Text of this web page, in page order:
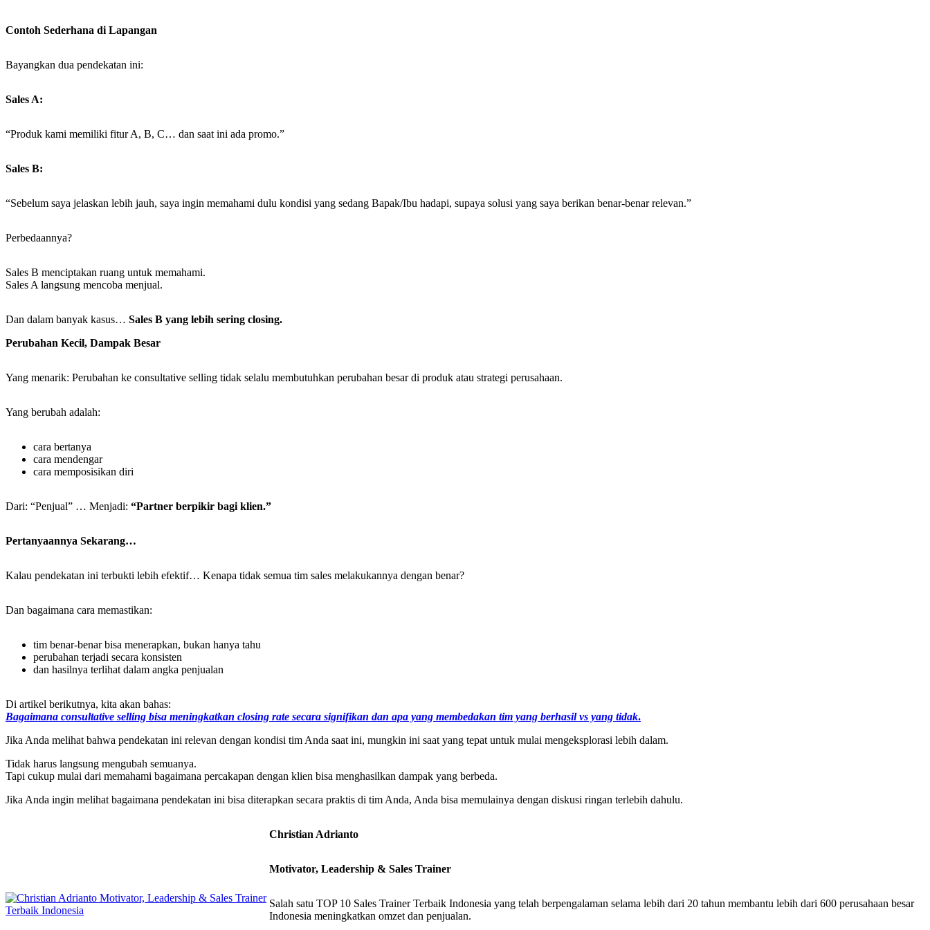
Contoh Sederhana di Lapangan
Bayangkan dua pendekatan ini:
Sales A:
“Produk kami memiliki fitur A, B, C… dan saat ini ada promo.”
Sales B:
“Sebelum saya jelaskan lebih jauh, saya ingin memahami dulu kondisi yang sedang Bapak/Ibu hadapi, supaya solusi yang saya berikan benar-benar relevan.”
Perbedaannya?
Sales B menciptakan ruang untuk memahami.
Sales A langsung mencoba menjual.
Dan dalam banyak kasus… Sales B yang lebih sering closing.
Perubahan Kecil, Dampak Besar
Yang menarik: Perubahan ke consultative selling tidak selalu membutuhkan perubahan besar di produk atau strategi perusahaan.
Yang berubah adalah:
cara bertanya
cara mendengar
cara memposisikan diri
Dari: “Penjual” … Menjadi: “Partner berpikir bagi klien.”
Pertanyaannya Sekarang…
Kalau pendekatan ini terbukti lebih efektif… Kenapa tidak semua tim sales melakukannya dengan benar?
Dan bagaimana cara memastikan:
tim benar-benar bisa menerapkan, bukan hanya tahu
perubahan terjadi secara konsisten
dan hasilnya terlihat dalam angka penjualan
Di artikel berikutnya, kita akan bahas:
Bagaimana consultative selling bisa meningkatkan closing rate secara signifikan dan apa yang membedakan tim yang berhasil vs yang tidak.
Jika Anda melihat bahwa pendekatan ini relevan dengan kondisi tim Anda saat ini, mungkin ini saat yang tepat untuk mulai mengeksplorasi lebih dalam.
Tidak harus langsung mengubah semuanya.
Tapi cukup mulai dari memahami bagaimana percakapan dengan klien bisa menghasilkan dampak yang berbeda.
Jika Anda ingin melihat bagaimana pendekatan ini bisa diterapkan secara praktis di tim Anda, Anda bisa memulainya dengan diskusi ringan terlebih dahulu.
Christian Adrianto
Motivator, Leadership & Sales Trainer
Salah satu TOP 10 Sales Trainer Terbaik Indonesia yang telah berpengalaman selama lebih dari 20 tahun membantu lebih dari 600 perusahaan besar
Indonesia meningkatkan omzet dan penjualan.